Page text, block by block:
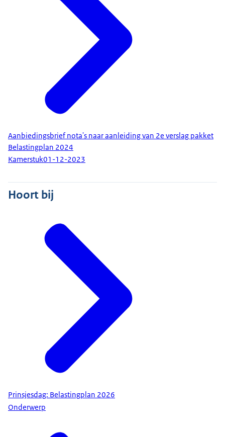
Aanbiedingsbrief nota's naar aanleiding van 2e verslag pakket
Belastingplan 2024
Kamerstuk01-12-2023
Hoort bij
Prinsjesdag: Belastingplan 2026
Onderwerp